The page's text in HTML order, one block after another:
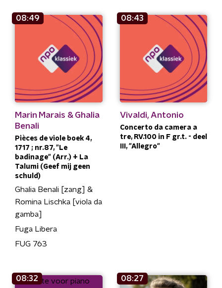
08:49
Marin Marais & Ghalia
Benali
Pièces de viole boek 4,
1717 ; nr.87, "Le
badinage" (Arr.) + La
Talumi (Geef mij geen
schuld)
Ghalia Benali [zang] &
Romina Lischka [viola da
gamba]
Fuga Libera
FUG 763
08:43
Vivaldi, Antonio
Concerto da camera a
tre, RV.100 in F gr.t. - deel
III, "Allegro"
08:32 08:27